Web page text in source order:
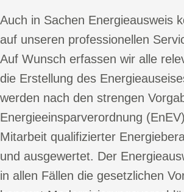
Auch in Sachen Energieausweis
auf unseren professionellen
Auf Wunsch erfassen wir alle
die Erstellung des
werden nach den strengen
Energieeinsparverordnung
Mitarbeit qualifizierter
und ausgewertet. Der
in allen Fällen die gesetzlichen